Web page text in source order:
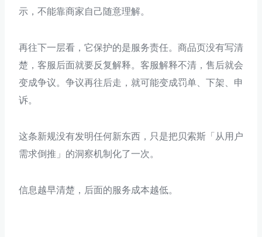
示，不能靠商家自己随意理解。
再往下一层看，它保护的是服务责任。商品页没有写清
楚，客服后面就要反复解释。客服解释不清，售后就会
变成争议。争议再往后走，就可能变成罚单、下架、申
诉。
这条新规没有发明任何新东西，只是把贝索斯「从用户
需求倒推」的洞察机制化了一次。
信息越早清楚，后面的服务成本越低。